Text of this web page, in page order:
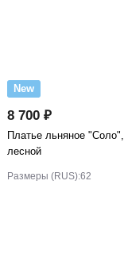
New
8 700 ₽
Платье льняное "Соло",
лесной
Размеры (RUS):62